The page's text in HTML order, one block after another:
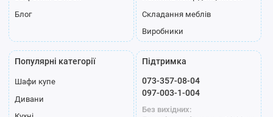
Блог
Складання меблів
Виробники
Популярні категорії
Шафи купе
Дивани
Підтримка
073-357-08-04
097-003-1-004
Без вихідних: